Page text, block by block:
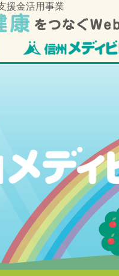
援金活用事業